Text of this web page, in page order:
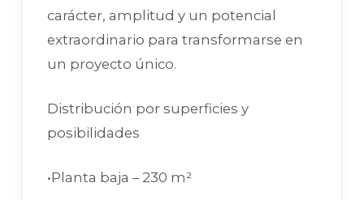
carácter, amplitud y un potencial
extraordinario para transformarse en
un proyecto único.
Distribución por superficies y
posibilidades
•Planta baja – 230 m²